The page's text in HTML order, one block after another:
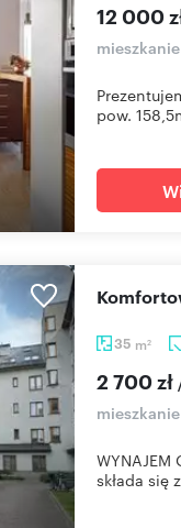
12 000
pow.
35 m2
2 700 zł
składa się